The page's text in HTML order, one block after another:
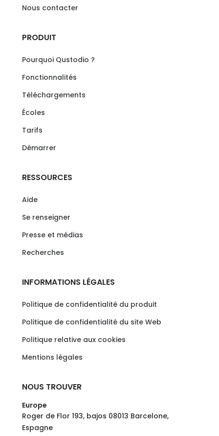
Nous contacter
PRODUIT
Pourquoi Qustodio ?
Fonctionnalités
Téléchargements
Écoles
Tarifs
Démarrer
RESSOURCES
Aide
Se renseigner
Presse et médias
Recherches
INFORMATIONS LÉGALES
Politique de confidentialité du produit
Politique de confidentialité du site Web
Politique relative aux cookies
Mentions légales
NOUS TROUVER
Europe
Roger de Flor 193, bajos 08013 Barcelone,
Espagne